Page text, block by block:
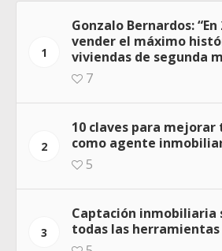
1
Gonzalo Bernardos: “En
vender el máximo
viviendas de segunda
7
2
10 claves para
como agente
5
3
Captación inmobiliaria
todas las herramientas